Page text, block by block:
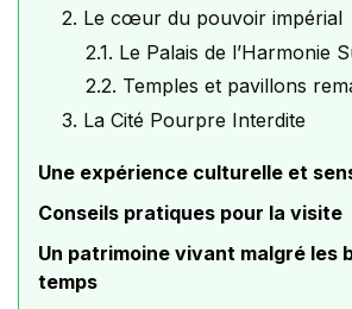
2. Le cœur du pouvoir impérial
2.1. Le Palais de l’Harmonie
2.2. Temples et pavillons
3. La Cité Pourpre Interdite
Une expérience culturelle et
Conseils pratiques pour la visite
Un patrimoine vivant malgré les
temps